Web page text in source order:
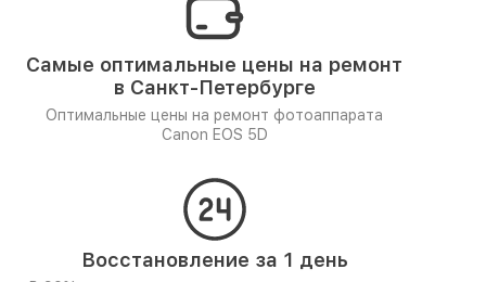
Самые оптимальные цены на ремонт
в Санкт-Петербурге
Оптимальные цены на ремонт фотоаппарата
Canon EOS 5D
Восстановление за 1 день